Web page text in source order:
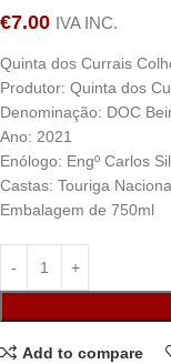
€7.00 IVA INC.
Quinta dos Currais
Produtor: Quinta dos
Denominação: DOC
Ano: 2021
Enólogo: Engº Carlos
Castas: Touriga
Embalagem de 750ml
Add to compare